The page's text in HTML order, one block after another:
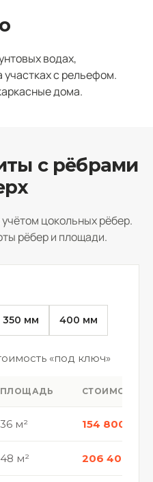
водах,
участках с рельефом.
дома.
с рёбрами
цокольных рёбер.
рёбер и площади.
350 мм 400 мм
«под ключ»
ПЛОЩАДЬ СТОИМОСТЬ
36 м² 154 800 р.
48 м² 206 400 р.